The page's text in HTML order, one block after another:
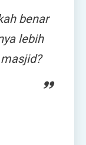
benar
lebih